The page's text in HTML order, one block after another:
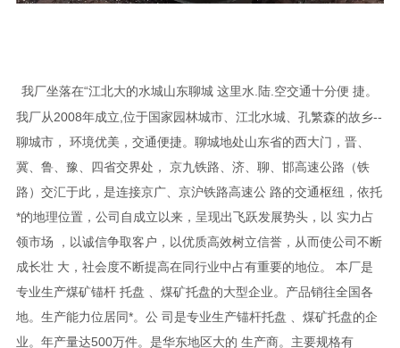
我厂坐落在“江北大的水城山东聊城 这里水.陆.空交通十分便 捷。
我厂从2008年成立,位于国家园林城市、江北水城、孔繁森的故乡--
聊城市， 环境优美，交通便捷。聊城地处山东省的西大门，晋、
冀、鲁、豫、四省交界处， 京九铁路、济、聊、邯高速公路（铁
路）交汇于此，是连接京广、京沪铁路高速公 路的交通枢纽，依托
*的地理位置，公司自成立以来，呈现出飞跃发展势头，以 实力占
领市场 ，以诚信争取客户，以优质高效树立信誉，从而使公司不断
成长壮 大，社会度不断提高在同行业中占有重要的地位。 本厂是
专业生产煤矿锚杆 托盘 、煤矿托盘的大型企业。产品销往全国各
地。生产能力位居同*。公 司是专业生产锚杆托盘 、煤矿托盘的企
业。年产量达500万件。是华东地区大的 生产商。主要规格有